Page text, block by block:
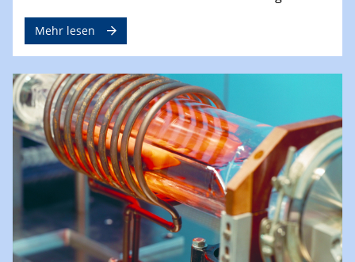
Mehr lesen